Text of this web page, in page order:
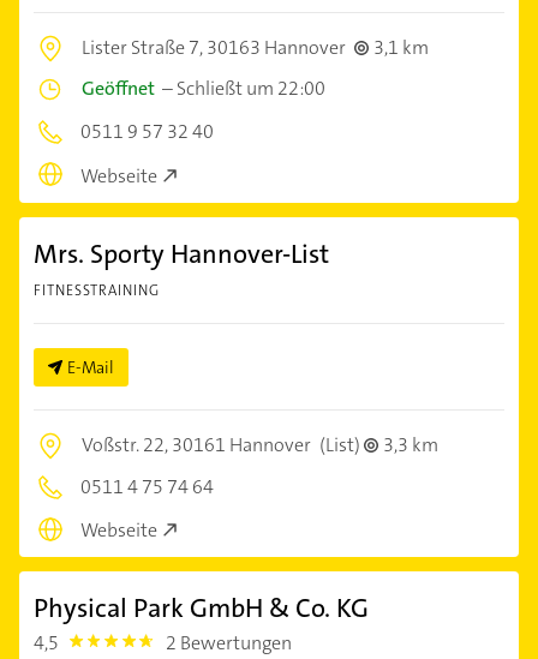
Lister Straße 7,30163 Hannover
3,1 km
Geöffnet –Schließt um 22:00
0511 9 57 32 40
Webseite
Mrs. Sporty Hannover-List
FITNESSTRAINING
E-Mail
Voßstr. 22,30161 Hannover (List)
3,3 km
0511 4 75 74 64
Webseite
Physical Park GmbH & Co. KG
4,5 4.5 2 Bewertungen